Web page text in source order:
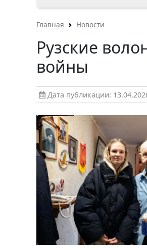
Главная Новости
Рузские
войны
Дата публикации: